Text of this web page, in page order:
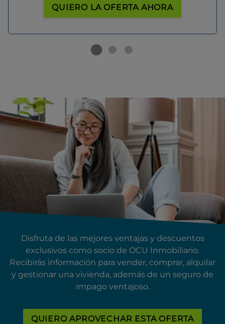
QUIERO LA OFERTA AHORA
Disfruta de las mejores ventajas y descuentos
exclusivos como socio de OCU Inmobiliario.
Recibirás información para vender, comprar, alquilar
y gestionar una vivienda, además de un seguro de
impago ventajoso.
QUIERO APROVECHAR ESTA OFERTA